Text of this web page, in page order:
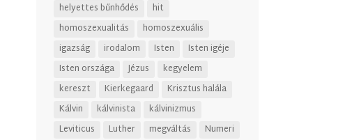
helyettes bűnhődés
hit
homoszexualitás
homoszexuális
igazság
irodalom Isten
Isten igéje
Isten országa
Jézus
kegyelem
kereszt
Kierkegaard
Krisztus halála
Kálvin
kálvinista
kálvinizmus
Leviticus
Luther megváltás Numeri